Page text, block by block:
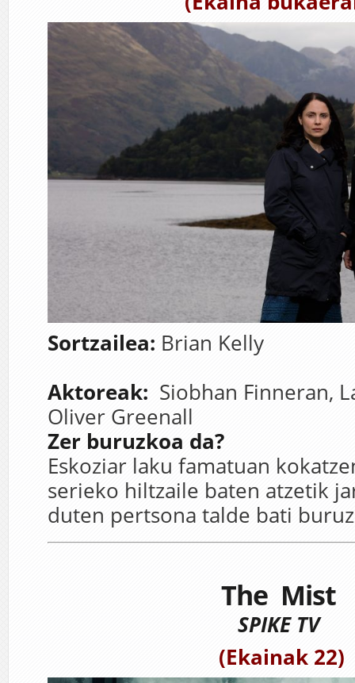
Sortzailea: Brian Kelly
Aktoreak: Siobhan Finneran,
Oliver Greenall
Zer buruzkoa da?
Eskoziar laku famatuan
serieko hiltzaile baten atzetik
duten pertsona talde bati
The Mist
SPIKE TV
(Ekainak 22)